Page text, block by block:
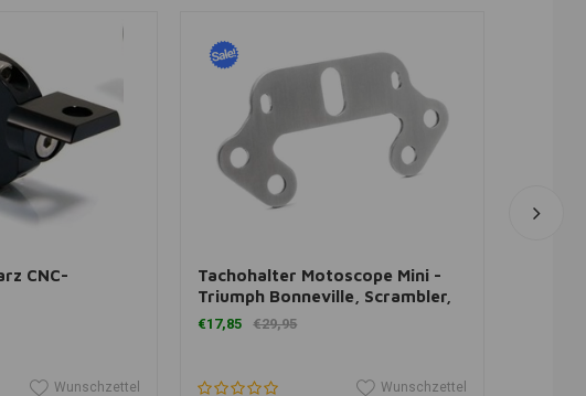
more
CNC-
Wunschzettel
In den Warenkorb legen
Tachohalter Motoscope Mini -
Triumph Bonneville, Scrambler,
Thruxton
€17,85 €29,95
Wunschzettel